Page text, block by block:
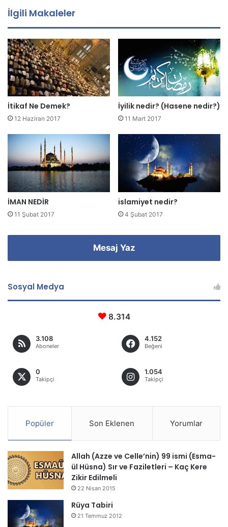
a
d
r
e
s
i
n
i
z
g
i
i
n
İlgili Makaleler
İtikaf Ne Demek?
12 Haziran 2017
İyilik nedir? (Hasene nedir?)
11 Mart 2017
İMAN NEDİR
11 Şubat 2017
islamiyet nedir?
4 Şubat 2017
Mesaj Yaz
Sosyal Medya
8.314
3.108
Aboneler
4.152
Beğeni
0
Takipçi
1.054
Takipçi
Popüler Son Eklenen Yorumlar
Allah (Azze ve Celle’nin) 99 ismi (Esma-
ül Hüsna) Sır ve Faziletleri – Kaç Kere
Zikir Edilmeli
22 Nisan 2015
Rüya Tabiri
21 Temmuz 2012